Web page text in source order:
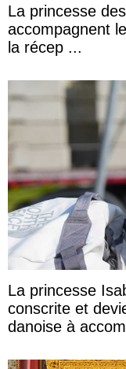
La princesse
accompagnent
la récep ...
La princesse
conscrite et
danoise à